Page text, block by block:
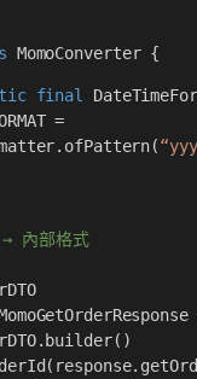
MomoConverter {
final
=
內部格式